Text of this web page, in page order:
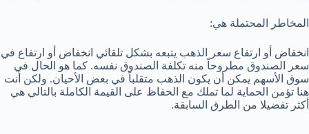
المخاطر المحتملة هي:
انخفاض أو ارتفاع سعر الذهب يتبعه بشكل تلقائي انخفاض أو ارتفاع في
سعر الصندوق مطروحاً منه تكلفة الصندوق نفسه. كما هو الحال في
سوق الأسهم يمكن أن يكون الذهب متقلباً في بعض الأحيان. ولكن أنت
هنا تؤمن الحماية لما تملك مع الحفاظ على القيمة الكاملة بالتالي هي
أكثر تفضيلا من الطرق السابقة.